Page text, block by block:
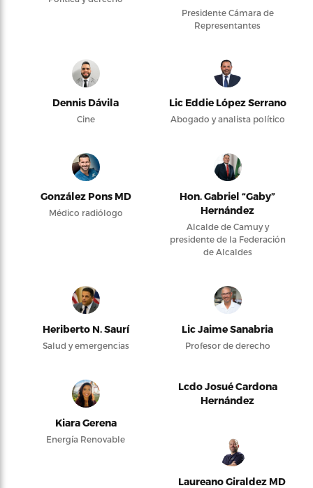
Presidente Cámara de
Representantes
Dennis Dávila
Cine
Lic Eddie López Serrano
Abogado y analista político
González Pons MD
Médico radiólogo
Hon. Gabriel “Gaby”
Hernández
Alcalde de Camuy y
presidente de la Federación
de Alcaldes
Heriberto N. Saurí
Salud y emergencias
Lic Jaime Sanabria
Profesor de derecho
Kiara Gerena
Energía Renovable
Lcdo Josué Cardona
Hernández
Laureano Giraldez MD